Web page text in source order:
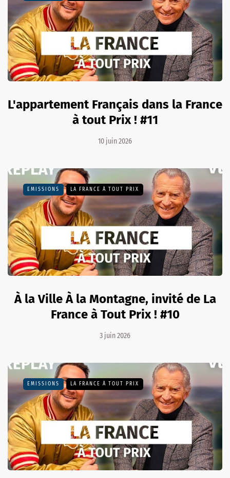
L'appartement Français dans la France
à tout Prix ! #11
10 juin 2026
EMISSIONS LA FRANCE À TOUT PRIX
À la Ville À la Montagne, invité de La
France à Tout Prix ! #10
3 juin 2026
EMISSIONS LA FRANCE À TOUT PRIX